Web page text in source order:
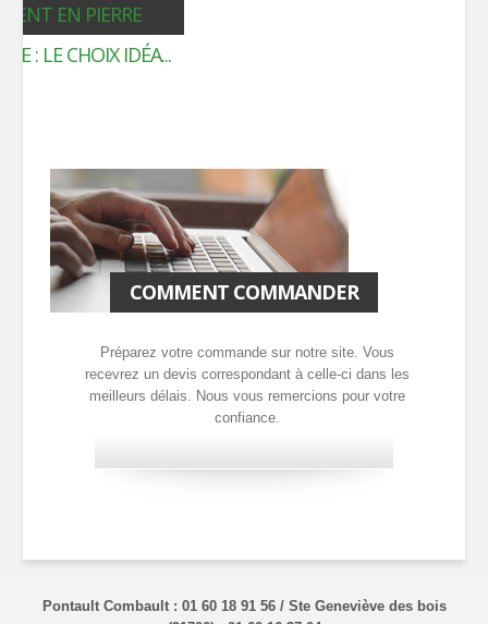
EN PIERRE
: LE CHOIX IDÉA...
COMMENT COMMANDER
Préparez votre commande sur notre site. Vous
recevrez un devis correspondant à celle-ci dans les
meilleurs délais. Nous vous remercions pour votre
confiance.
Pontault Combault : 01 60 18 91 56 / Ste Geneviève des bois